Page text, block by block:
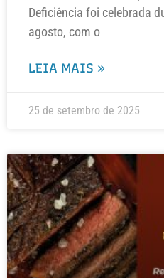
Deficiência foi celebrada
agosto, com o
LEIA MAIS »
25 de setembro de 2025